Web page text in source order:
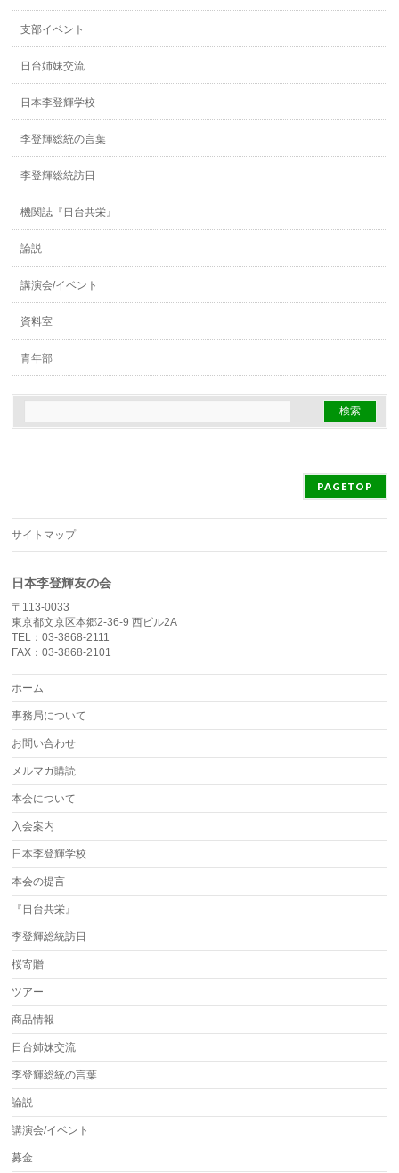
支部イベント
日台姉妹交流
日本李登輝学校
李登輝総統の言葉
李登輝総統訪日
機関誌『日台共栄』
論説
講演会/イベント
資料室
青年部
PAGETOP
サイトマップ
日本李登輝友の会
〒113-0033
東京都文京区本郷2-36-9 西ビル2A
TEL：03-3868-2111
FAX：03-3868-2101
ホーム
事務局について
お問い合わせ
メルマガ購読
本会について
入会案内
日本李登輝学校
本会の提言
『日台共栄』
李登輝総統訪日
桜寄贈
ツアー
商品情報
日台姉妹交流
李登輝総統の言葉
論説
講演会/イベント
募金